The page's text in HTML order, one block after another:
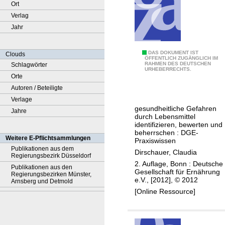
Ort
Verlag
Jahr
Clouds
Schlagwörter
Orte
Autoren / Beteiligte
Verlage
Jahre
Weitere E-Pflichtsammlungen
Publikationen aus dem
Regierungsbezirk Düsseldorf
Publikationen aus den
Regierungsbezirken Münster,
Arnsberg und Detmold
DAS DOKUMENT IST
ÖFFENTLICH ZUGÄNGLICH IM
RAHMEN DES DEUTSCHEN
URHEBERRECHTS.
gesundheitliche Gefahren
durch Lebensmittel
identifizieren, bewerten und
beherrschen : DGE-
Praxiswissen
Dirschauer, Claudia
2. Auflage, Bonn : Deutsche
Gesellschaft für Ernährung
e.V., [2012], © 2012
[Online Ressource]